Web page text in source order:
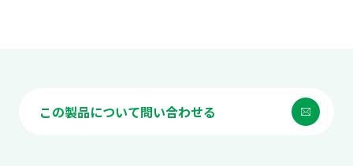
この製品について問い合わせる